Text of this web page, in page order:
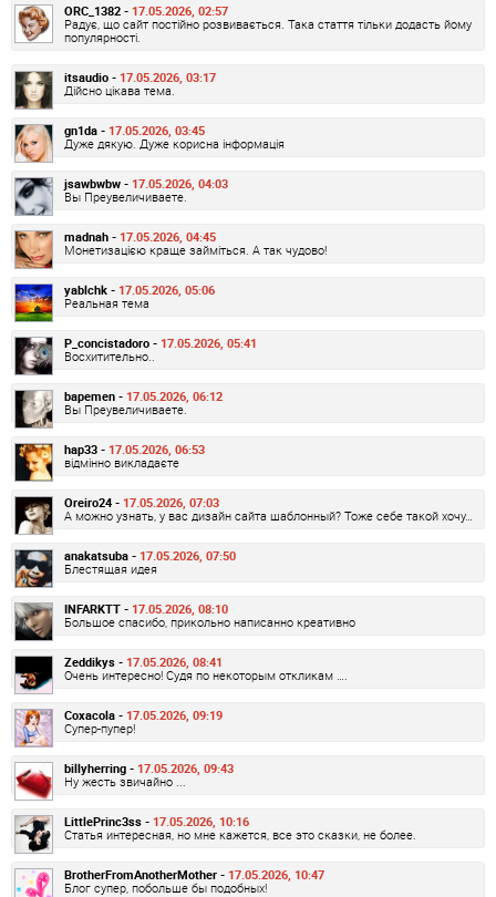
ORC_1382 - 17.05.2026, 02:57
Радує, що сайт постійно розвивається. Така стаття тільки додасть йому
популярності.
itsaudio - 17.05.2026, 03:17
Дійсно цікава тема.
gn1da - 17.05.2026, 03:45
Дуже дякую. Дуже корисна інформація
jsawbwbw - 17.05.2026, 04:03
Вы Преувеличиваете.
madnah - 17.05.2026, 04:45
Монетизацією краще займіться. А так чудово!
yablchk - 17.05.2026, 05:06
Реальная тема
P_concistadoro - 17.05.2026, 05:41
Восхитительно..
bapemen - 17.05.2026, 06:12
Вы Преувеличиваете.
hap33 - 17.05.2026, 06:53
відмінно викладаєте
Oreiro24 - 17.05.2026, 07:03
А можно узнать, у вас дизайн сайта шаблонный? Тоже себе такой хочу…
anakatsuba - 17.05.2026, 07:50
Блестящая идея
INFARKTT - 17.05.2026, 08:10
Большое спасибо, прикольно написанно креативно
Zeddikys - 17.05.2026, 08:41
Очень интересно! Судя по некоторым откликам ….
Coxacola - 17.05.2026, 09:19
Супер-пупер!
billyherring - 17.05.2026, 09:43
Ну жесть звичайно ...
LittlePrinc3ss - 17.05.2026, 10:16
Статья интересная, но мне кажется, все это сказки, не более.
BrotherFromAnotherMother - 17.05.2026, 10:47
Блог супер, побольше бы подобных!